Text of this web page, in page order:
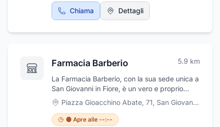
Giovanni in Fiore (CS) dove mette a
disposizione dei sui clienti tutto il suo talento e
creazione orafa e di argento, sino alla
Chiama Dettagli
Farmacia Barberio 5.9 km
La Farmacia Barberio, con la sua sede unica a
San Giovanni in Fiore, è un vero e proprio
punto di riferimento per la comunità locale
grazie alla vasta gamma di servizi e prodotti
offerti.La farmacia è attrezzata per effettuare
Piazza Gioacchino Abate, 71, San Giovanni in Fiore
🟠 Apre alle --:--